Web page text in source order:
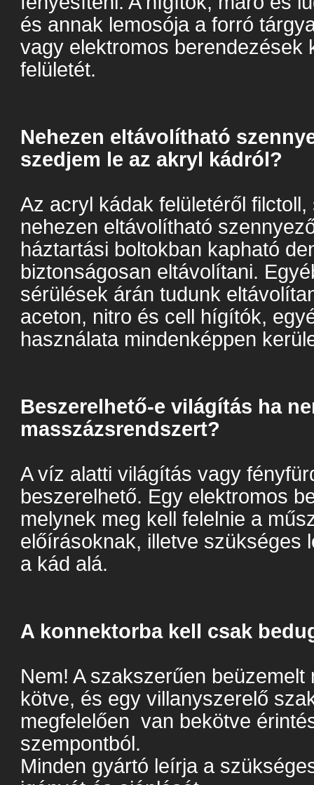
és annak lemosója a forró
vagy elektromos berendezések
felületét.
Nehezen eltávolítható
szedjem le az akryl kádról?
Az acryl kádak felületéről
nehezen eltávolítható
háztartási boltokban kapható
biztonságosan eltávolítani.
sérülések árán tudunk
aceton, nitro és cell hígítók,
használata mindenképpen
Beszerelhető-e világítás ha
masszázsrendszert?
A víz alatti világítás vagy
beszerelhető. Egy elektromos
melynek meg kell felelnie a
előírásoknak, illetve szükséges
a kád alá.
A konnektorba kell csak
Nem! A szakszerűen
kötve, és egy villanyszerelő
megfelelően van bekötve
szempontból.
Minden gyártó leírja a